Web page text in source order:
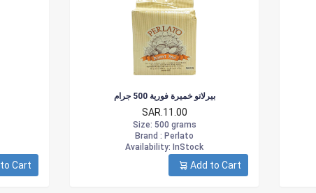
Cart
بيرلاتو خميرة فورية 500 جرام
SAR.11.00
Size: 500 grams
Brand : Perlato
Availability: InStock
Add to Cart